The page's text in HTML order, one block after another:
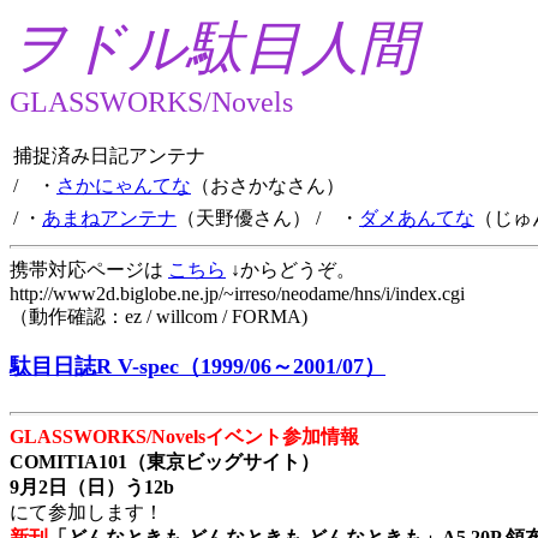
ヲドル駄目人間
GLASSWORKS/Novels
捕捉済み日記アンテナ
/ ・ さかにゃんてな （おさかなさん）
/ ・ あまねアンテナ （天野優さん） / ・ ダメあんてな （じ
携帯対応ページは こちら ↓からどうぞ。
http://www2d.biglobe.ne.jp/~irreso/neodame/hns/i/index.cgi
（動作確認：ez / willcom / FORMA)
駄目日誌R V-spec（1999/06～2001/07）
GLASSWORKS/Novelsイベント参加情報
COMITIA101（東京ビッグサイト）
9月2日（日）う12b
にて参加します！